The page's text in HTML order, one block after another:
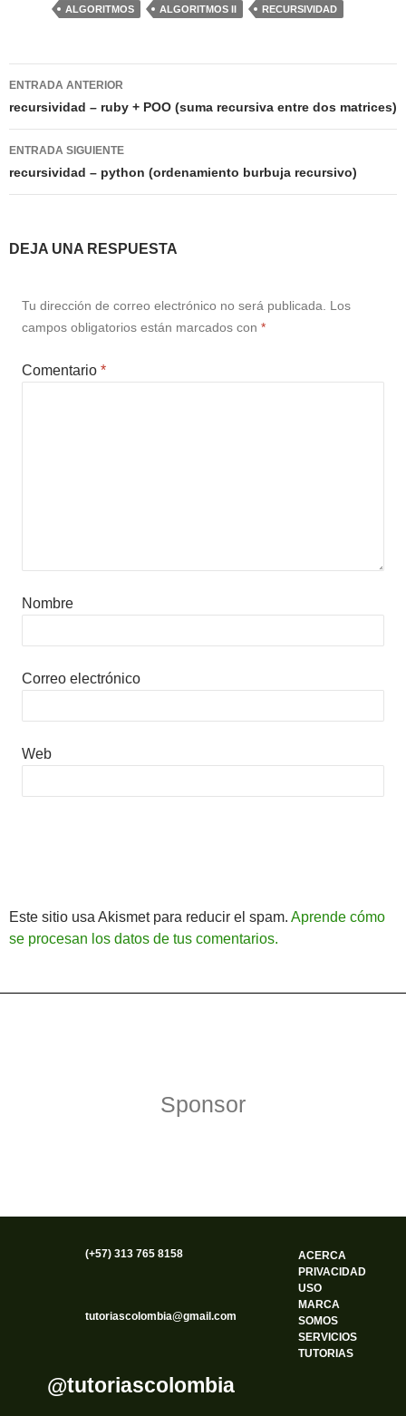
ALGORITMOS ALGORITMOS II RECURSIVIDAD
Navegación
de
entradas
ENTRADA ANTERIOR
recursividad – ruby + POO (suma recursiva entre dos matrices)
ENTRADA SIGUIENTE
recursividad – python (ordenamiento burbuja recursivo)
DEJA UNA RESPUESTA
Tu dirección de correo electrónico no será publicada.
Los
campos obligatorios están marcados con *
Comentario *
Nombre
Correo electrónico
Web
Este sitio usa Akismet para reducir el spam. Aprende cómo
se procesan los datos de tus comentarios.
Sponsor
(+57) 313 765 8158
tutoriascolombia@gmail.com
@tutoriascolombia
ACERCA
PRIVACIDAD
USO
MARCA
SOMOS
SERVICIOS
TUTORIAS